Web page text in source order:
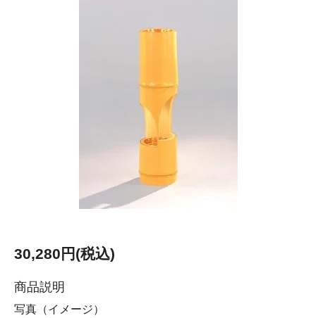
30,280円(税込)
商品説明
写真（イメージ）